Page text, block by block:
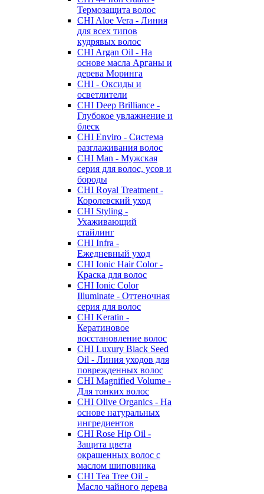
Термозащита волос
CHI Aloe Vera - Линия
для всех типов
кудрявых волос
CHI Argan Oil - На
основе масла Арганы и
дерева Моринга
CHI - Оксиды и
осветлители
CHI Deep Brilliance -
Глубокое увлажнение и
блеск
CHI Enviro - Система
разглаживания волос
CHI Man - Мужская
серия для волос, усов и
бороды
CHI Royal Treatment -
Королевский уход
CHI Styling -
Ухаживающий
стайлинг
CHI Infra -
Ежедневный уход
CHI Ionic Hair Color -
Краска для волос
CHI Ionic Color
Illuminate - Оттеночная
серия для волос
CHI Keratin -
Кератиновое
восстановление волос
CHI Luxury Black Seed
Oil - Линия уходов для
поврежденных волос
CHI Magnified Volume -
Для тонких волос
CHI Olive Organics - На
основе натуральных
ингредиентов
CHI Rose Hip Oil -
Защита цвета
окрашенных волос с
маслом шиповника
CHI Tea Tree Oil -
Масло чайного дерева